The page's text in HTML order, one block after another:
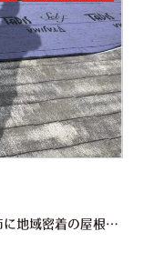
みなさん、こんにちは！ 茅ヶ崎市・藤沢市に地域密着の屋根工事・外壁塗装専門店 かなえるです！ 今日は辻堂ならではの海が近いお宅の屋根工事事情に関してお伝えします。 そろそろリフォームしようと考えている方…